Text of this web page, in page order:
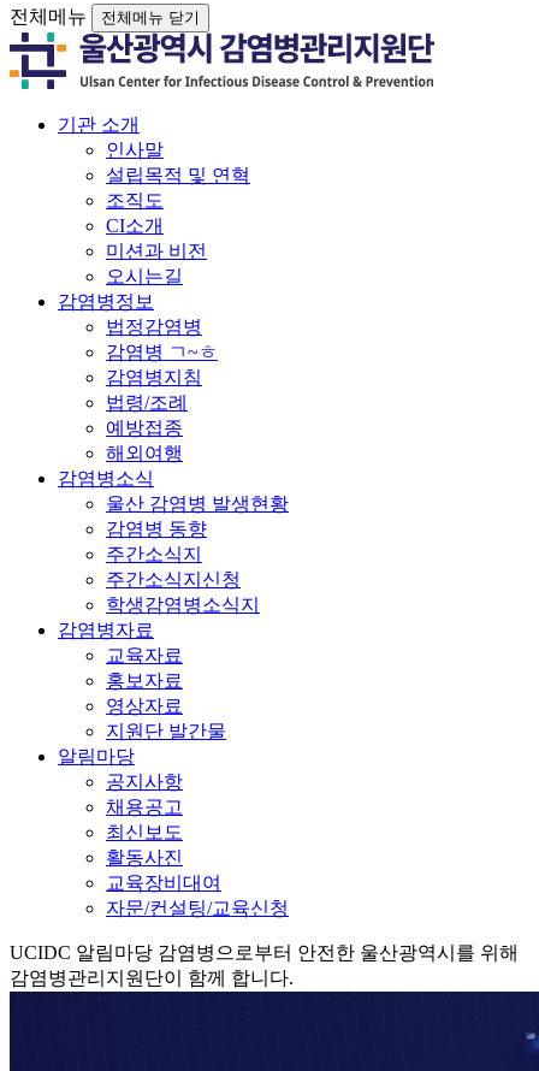
전체메뉴 전체메뉴 닫기
기관 소개
인사말
설립목적 및 연혁
조직도
CI소개
미션과 비전
오시는길
감염병정보
법정감염병
감염병 ㄱ~ㅎ
감염병지침
법령/조례
예방접종
해외여행
감염병소식
울산 감염병 발생현황
감염병 동향
주간소식지
주간소식지신청
학생감염병소식지
감염병자료
교육자료
홍보자료
영상자료
지원단 발간물
알림마당
공지사항
채용공고
최신보도
활동사진
교육장비대여
자문/컨설팅/교육신청
UCIDC 알림마당 감염병으로부터 안전한 울산광역시를 위해
감염병관리지원단이 함께 합니다.